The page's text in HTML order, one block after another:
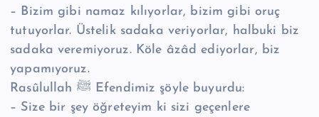
– Bizim gibi namaz kılıyorlar, bizim gibi oruç
tutuyorlar. Üstelik sadaka veriyorlar, halbuki biz
sadaka veremiyoruz. Köle âzâd ediyorlar, biz
yapamıyoruz.
Rasûlullah ﷺ Efendimiz şöyle buyurdu:
– Size bir şey öğreteyim ki sizi geçenlere